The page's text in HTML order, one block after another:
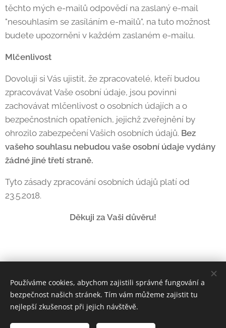
těchto mých e-mailů odpovědí na zaslaný e-mail
"nesouhlasím se zasíláním e-mailů", na tuto možnost
budete upozorněni v každém zaslaném e-mailu.
Mlčenlivost
Dovoluji si Vás ujistit, že zpracovatelé, kteří budou
zpracovávat Vaše osobní údaje, jsou povinni
zachovávat mlčenlivost o osobních údajích a o
bezpečnostních opatřeních, jejichž zveřejnění by
ohrozilo zabezpečení Vašich osobních údajů. Bez
vašeho souhlasu nebudou vaše osobní údaje vydány
žádné jiné třetí straně.
Tyto zásady zpracování osobních údajů platí od
23.5.2018.
Děkuji za Vaši důvěru!
Používáme cookies, abychom zajistili správné fungování a
bezpečnost našich stránek. Tím vám můžeme zajistit tu
nejlepší zkušenost při jejich návštěvě.